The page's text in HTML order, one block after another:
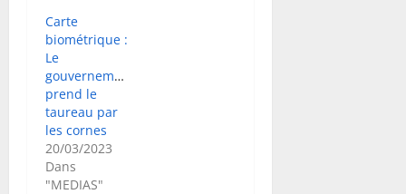
Carte
biométrique :
Le
gouvernement
prend le
taureau par
les cornes
20/03/2023
Dans
"MEDIAS"